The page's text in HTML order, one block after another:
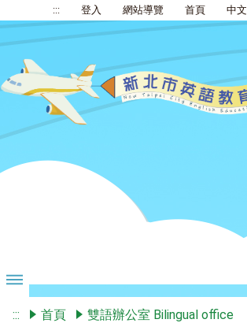
::: 登入 網站導覽 首頁 中文
::: 首頁
雙語辦公室 Bilingual office